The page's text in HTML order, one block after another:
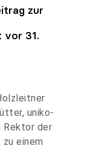
zur
vor 31.
uniko-
Rektor der
einem